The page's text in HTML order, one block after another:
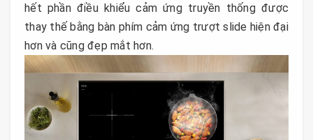
hết phần điều khiểu cảm ứng truyền thống được
thay thế bằng bàn phím cảm ứng trượt slide hiện đại
hơn và cũng đẹp mắt hơn.